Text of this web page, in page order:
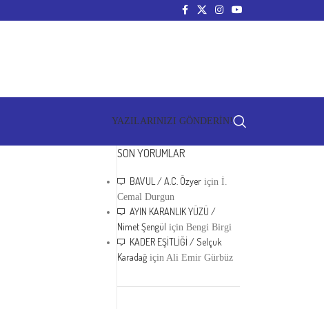
YAZILARINIZI GÖNDERİN!
SON YORUMLAR
BAVUL / A.C. Özyer içinİ.
Cemal Durgun
AYIN KARANLIK YÜZÜ /
Nimet Şengül içinBengi Birgi
KADER EŞİTLİĞİ / Selçuk
Karadağ içinAli Emir Gürbüz